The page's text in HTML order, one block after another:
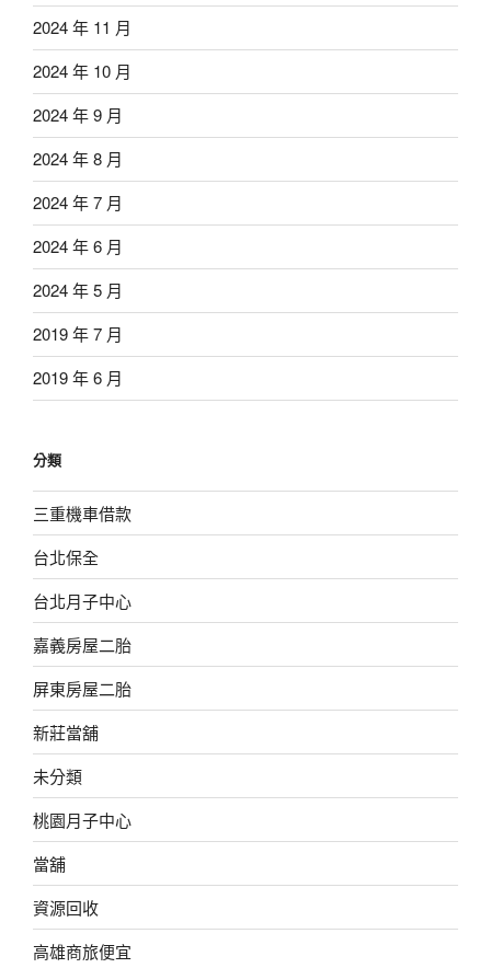
2024 年 11 月
2024 年 10 月
2024 年 9 月
2024 年 8 月
2024 年 7 月
2024 年 6 月
2024 年 5 月
2019 年 7 月
2019 年 6 月
分類
三重機車借款
台北保全
台北月子中心
嘉義房屋二胎
屏東房屋二胎
新莊當舖
未分類
桃園月子中心
當舖
資源回收
高雄商旅便宜